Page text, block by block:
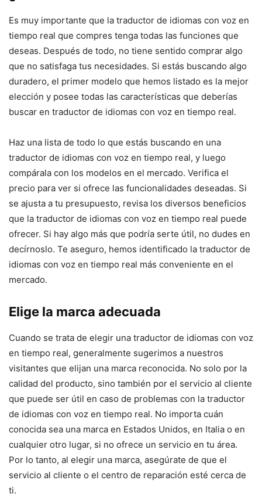
Es muy importante que la traductor de idiomas con voz en
tiempo real que compres tenga todas las funciones que
deseas. Después de todo, no tiene sentido comprar algo
que no satisfaga tus necesidades. Si estás buscando algo
duradero, el primer modelo que hemos listado es la mejor
elección y posee todas las características que deberías
buscar en traductor de idiomas con voz en tiempo real.
Haz una lista de todo lo que estás buscando en una
traductor de idiomas con voz en tiempo real, y luego
compárala con los modelos en el mercado. Verifica el
precio para ver si ofrece las funcionalidades deseadas. Si
se ajusta a tu presupuesto, revisa los diversos beneficios
que la traductor de idiomas con voz en tiempo real puede
ofrecer. Si hay algo más que podría serte útil, no dudes en
decírnoslo. Te aseguro, hemos identificado la traductor de
idiomas con voz en tiempo real más conveniente en el
mercado.
Elige la marca adecuada
Cuando se trata de elegir una traductor de idiomas con voz
en tiempo real, generalmente sugerimos a nuestros
visitantes que elijan una marca reconocida. No solo por la
calidad del producto, sino también por el servicio al cliente
que puede ser útil en caso de problemas con la traductor
de idiomas con voz en tiempo real. No importa cuán
conocida sea una marca en Estados Unidos, en Italia o en
cualquier otro lugar, si no ofrece un servicio en tu área.
Por lo tanto, al elegir una marca, asegúrate de que el
servicio al cliente o el centro de reparación esté cerca de
ti.